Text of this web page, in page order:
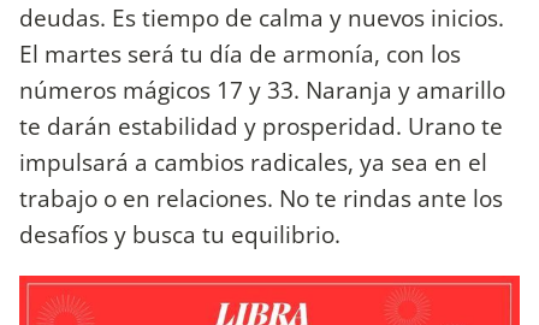
deudas. Es tiempo de calma y nuevos inicios.
El martes será tu día de armonía, con los
números mágicos 17 y 33. Naranja y amarillo
te darán estabilidad y prosperidad. Urano te
impulsará a cambios radicales, ya sea en el
trabajo o en relaciones. No te rindas ante los
desafíos y busca tu equilibrio.